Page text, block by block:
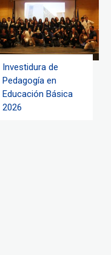
Investidura de
Pedagogía en
Educación Básica
2026